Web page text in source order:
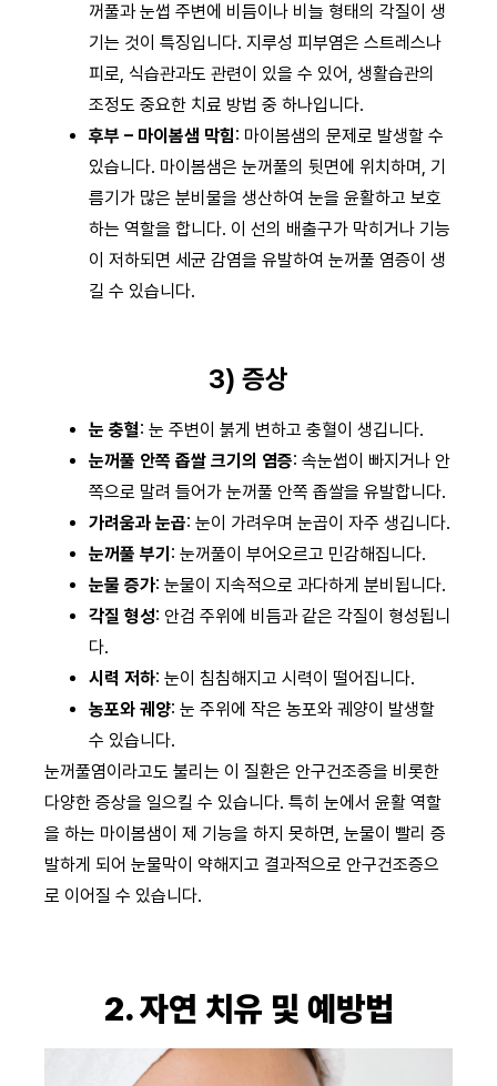
꺼풀과 눈썹 주변에 비듬이나 비늘 형태의 각질이 생
기는 것이 특징입니다. 지루성 피부염은 스트레스나
피로, 식습관과도 관련이 있을 수 있어, 생활습관의
조정도 중요한 치료 방법 중 하나입니다.
후부 – 마이봄샘 막힘: 마이봄샘의 문제로 발생할 수
있습니다. 마이봄샘은 눈꺼풀의 뒷면에 위치하며, 기
름기가 많은 분비물을 생산하여 눈을 윤활하고 보호
하는 역할을 합니다. 이 선의 배출구가 막히거나 기능
이 저하되면 세균 감염을 유발하여 눈꺼풀 염증이 생
길 수 있습니다.
3) 증상
눈 충혈: 눈 주변이 붉게 변하고 충혈이 생깁니다.
눈꺼풀 안쪽 좁쌀 크기의 염증: 속눈썹이 빠지거나 안
쪽으로 말려 들어가 눈꺼풀 안쪽 좁쌀을 유발합니다.
가려움과 눈곱: 눈이 가려우며 눈곱이 자주 생깁니다.
눈꺼풀 부기 : 눈꺼풀이 부어오르고 민감해집니다.
눈물 증가: 눈물이 지속적으로 과다하게 분비됩니다.
각질 형성: 안검 주위에 비듬과 같은 각질이 형성됩니
다.
시력 저하: 눈이 침침해지고 시력이 떨어집니다.
농포와 궤양: 눈 주위에 작은 농포와 궤양이 발생할
수 있습니다.
눈꺼풀염이라고도 불리는 이 질환은 안구건조증을 비롯한
다양한 증상을 일으킬 수 있습니다. 특히 눈에서 윤활 역할
을 하는 마이봄샘이 제 기능을 하지 못하면, 눈물이 빨리 증
발하게 되어 눈물막이 약해지고 결과적으로 안구건조증으
로 이어질 수 있습니다.
2. 자연 치유 및 예방법